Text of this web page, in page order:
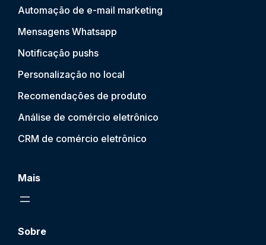
Automação de e-mail marketing
Mensagens Whatsapp
Notificação pushs
Personalização no local
Recomendações de produto
Análise de comércio eletrônico
CRM de comércio eletrônico
Mais
Sobre